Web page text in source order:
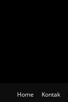
Home Kontak